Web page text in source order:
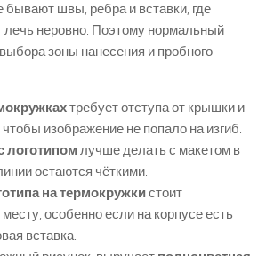
бывают швы, ребра и вставки, где
лечь неровно. Поэтому нормальный
зоны нанесения и пробного
требует отступа от крышки и
изображение не попало на изгиб.
логотипом лучше делать с макетом в
остаются чёткими.
на термокружкистоит
особенно если на корпусе есть
вставка.